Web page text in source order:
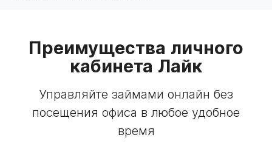
Преимущества личного
кабинета Лайк
Управляйте займами онлайн без
посещения офиса в любое удобное
время